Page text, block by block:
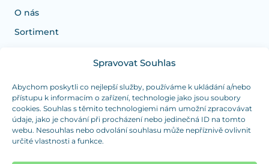
Spravovat Souhlas
Abychom poskytli co nejlepší služby, používáme k ukládání a/nebo
přístupu k informacím o zařízení, technologie jako jsou soubory
cookies. Souhlas s těmito technologiemi nám umožní zpracovávat
údaje, jako je chování při procházení nebo jedinečná ID na tomto
webu. Nesouhlas nebo odvolání souhlasu může nepříznivě ovlivnit
určité vlastnosti a funkce.
O nás
Sortiment
Potrebujete poradiť s výberom?
Sme tu pre vás Pondelok-Štvrtok od: 7:30 - 15:30 hod
a Piatok od 7:30 - 14:30 hod
duranplast@duranplast.sk +421 0905 780 862
(platba iba v hotovosti)